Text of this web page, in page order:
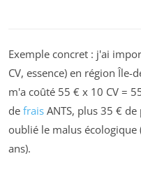
Exemple concret : j'ai
CV, essence) en région Île-
m'a coûté 55 € x 10 CV =
de frais ANTS, plus 35 €
oublié le malus écologique
ans).